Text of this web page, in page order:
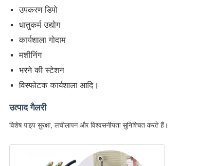
उपकरण डिपो
धातुकर्म उद्योग
कार्यशाला गोदाम
मशीनिंग
भरने की स्टेशन
विस्फोटक कार्यशाला आदि।
उत्पाद गैलरी
विशेष पाइप सुरक्षा, लचीलापन और विश्वसनीयता सुनिश्चित करते हैं।